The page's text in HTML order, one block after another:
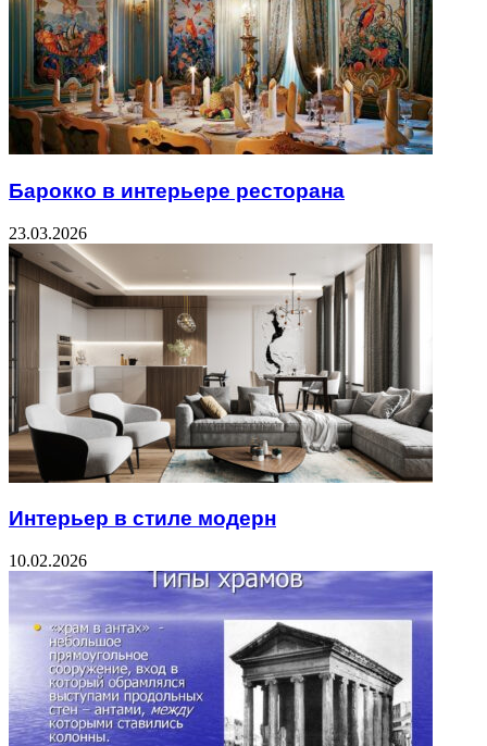
Барокко в интерьере ресторана
23.03.2026
Интерьер в стиле модерн
10.02.2026